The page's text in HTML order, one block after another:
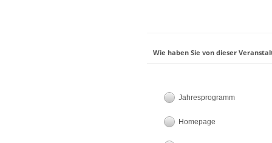
Wie haben Sie von dieser
Jahresprogramm
Homepage